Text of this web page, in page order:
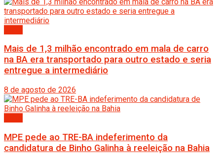
Mais de 1,3 milhão encontrado em mala de carro
na BA era transportado para outro estado e seria
entregue a intermediário
8 de agosto de 2026
MPE pede ao TRE-BA indeferimento da
candidatura de Binho Galinha à reeleição na Bahia